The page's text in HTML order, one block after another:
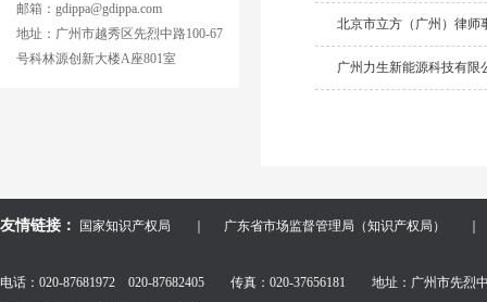
邮箱：gdippa@gdippa.com
地址：广州市越秀区先烈中路100-67
号科林源创新大楼A座801室
北京市立方（广州）律师
广州力生新能源科技有限
友情链接： 国家知识产权局 广东省市场监督管理局（知识产权局）
电话：020-87681972 020-87682405 传真：020-37656181 地址：广州市先烈中